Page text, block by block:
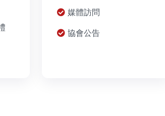
媒體訪問
協會公告